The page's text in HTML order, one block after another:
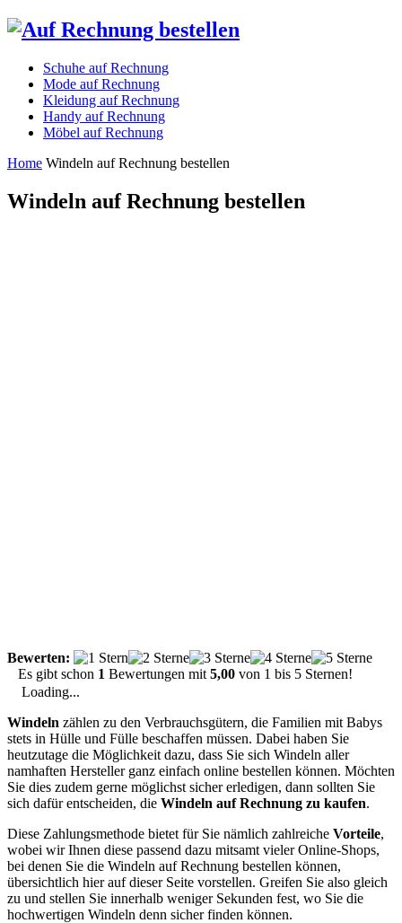
Schuhe auf Rechnung
Mode auf Rechnung
Kleidung auf Rechnung
Handy auf Rechnung
Möbel auf Rechnung
Home Windeln auf Rechnung bestellen
Windeln auf Rechnung bestellen
Bewerten:
Es gibt schon 1 Bewertungen mit 5,00 von 1 bis 5 Sternen!
Loading...
Windeln zählen zu den Verbrauchsgütern, die Familien mit Babys
stets in Hülle und Fülle beschaffen müssen. Dabei haben Sie
heutzutage die Möglichkeit dazu, dass Sie sich Windeln aller
namhaften Hersteller ganz einfach online bestellen können. Möchten
Sie dies zudem gerne möglichst sicher erledigen, dann sollten Sie
sich dafür entscheiden, die Windeln auf Rechnung zu kaufen.
Diese Zahlungsmethode bietet für Sie nämlich zahlreiche Vorteile,
wobei wir Ihnen diese passend dazu mitsamt vieler Online-Shops,
bei denen Sie die Windeln auf Rechnung bestellen können,
übersichtlich hier auf dieser Seite vorstellen. Greifen Sie also gleich
zu und stellen Sie innerhalb weniger Sekunden fest, wo Sie die
hochwertigen Windeln denn sicher finden können.